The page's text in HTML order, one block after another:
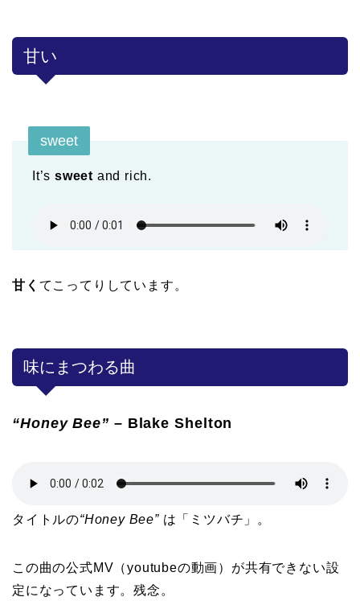
甘い
sweet
It’s sweet and rich.
甘く てこってりしています。
味にまつわる曲
“Honey Bee” – Blake Shelton
タイトルの“Honey Bee”は「ミツバチ」。
この曲の公式MV（youtubeの動画）が共有できない設
定になっています。残念。